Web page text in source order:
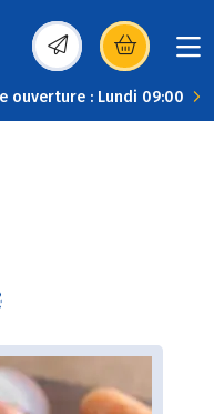
(s’ouvre dans une
ouverture : Lundi 09:00